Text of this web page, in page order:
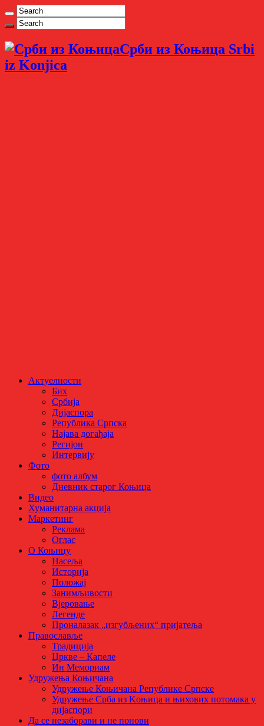
Срби из Коњица Srbi
iz Konjica
Актуелности
Бих
Србија
Дијаспора
Република Српска
Најава догађаја
Регијон
Интервију
Фото
фото албум
Дневник старог Коњица
Видео
Хуманитарна акција
Маркетинг
Реклама
Оглас
О Коњицу
Насеља
Историја
Положај
Занимљивости
Вјеровање
Легенде
Проналазак „изгубљених“ пријатеља
Православље
Традиција
Цркве – Капеле
Ин Мемориам
Удружења Коњичана
Удружење Коњичана Републике Српске
Удружење Срба из Kоњица и њихових потомака у
дијаспори
Да се незаборави и не понови